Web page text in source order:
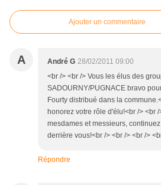
Ajouter un commentaire
A André G 28/02/2011 09:00
<br /> <br /> Vous les élus des
SADOURNY/PUGNACE bravo
Fourty distribué dans la
honorez votre rôle d'élu!<br /> <br
mesdames et messieurs,
derrière vous!<br /> <br /> <br />
Répondre